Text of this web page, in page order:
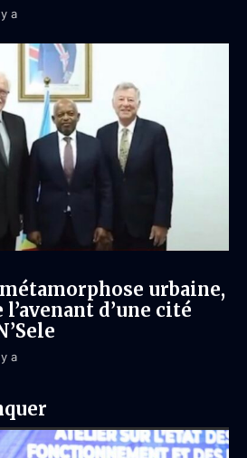
a
urbaine,
d’une cité
a